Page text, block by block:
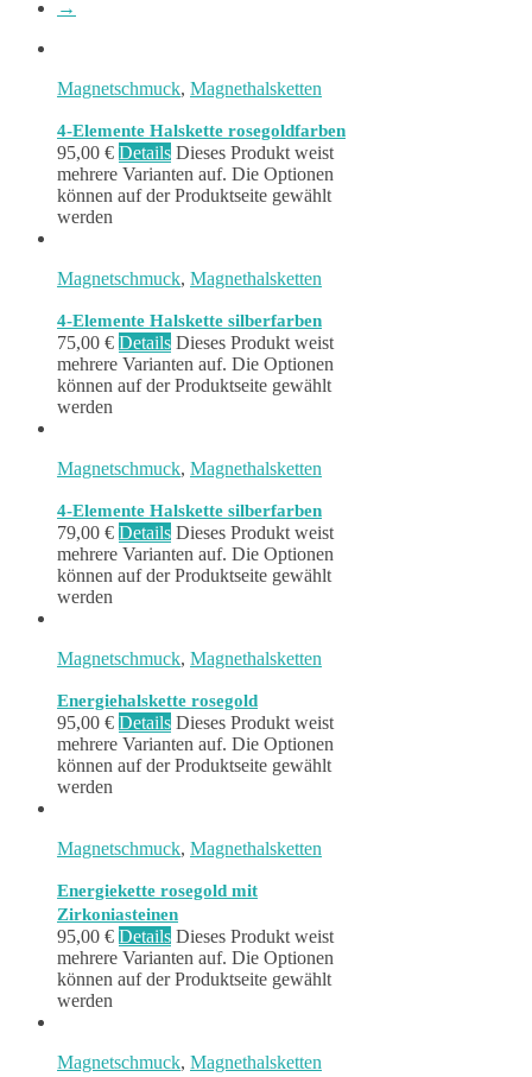
→
Magnetschmuck, Magnethalsketten
4-Elemente Halskette rosegoldfarben
95,00 € Details Dieses Produkt weist
mehrere Varianten auf. Die Optionen
können auf der Produktseite gewählt
werden
Magnetschmuck, Magnethalsketten
4-Elemente Halskette silberfarben
75,00 € Details Dieses Produkt weist
mehrere Varianten auf. Die Optionen
können auf der Produktseite gewählt
werden
Magnetschmuck, Magnethalsketten
4-Elemente Halskette silberfarben
79,00 € Details Dieses Produkt weist
mehrere Varianten auf. Die Optionen
können auf der Produktseite gewählt
werden
Magnetschmuck, Magnethalsketten
Energiehalskette rosegold
95,00 € Details Dieses Produkt weist
mehrere Varianten auf. Die Optionen
können auf der Produktseite gewählt
werden
Magnetschmuck, Magnethalsketten
Energiekette rosegold mit
Zirkoniasteinen
95,00 € Details Dieses Produkt weist
mehrere Varianten auf. Die Optionen
können auf der Produktseite gewählt
werden
Magnetschmuck, Magnethalsketten